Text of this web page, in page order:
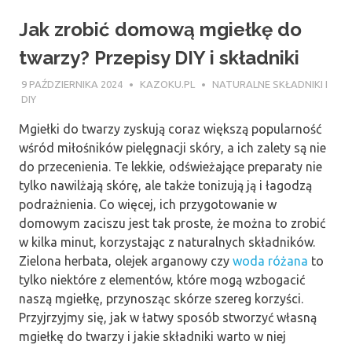
Jak zrobić domową mgiełkę do
twarzy? Przepisy DIY i składniki
9 PAŹDZIERNIKA 2024 KAZOKU.PL
NATURALNE SKŁADNIKI I
DIY
Mgiełki do twarzy zyskują coraz większą popularność
wśród miłośników pielęgnacji skóry, a ich zalety są nie
do przecenienia. Te lekkie, odświeżające preparaty nie
tylko nawilżają skórę, ale także tonizują ją i łagodzą
podrażnienia. Co więcej, ich przygotowanie w
domowym zaciszu jest tak proste, że można to zrobić
w kilka minut, korzystając z naturalnych składników.
Zielona herbata, olejek arganowy czy woda różana to
tylko niektóre z elementów, które mogą wzbogacić
naszą mgiełkę, przynosząc skórze szereg korzyści.
Przyjrzyjmy się, jak w łatwy sposób stworzyć własną
mgiełkę do twarzy i jakie składniki warto w niej